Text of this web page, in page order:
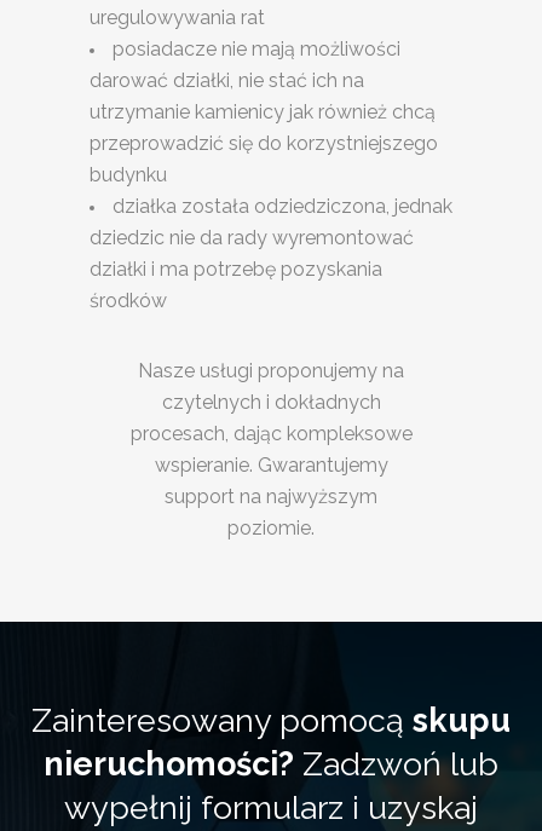
uregulowywania rat
posiadacze nie mają możliwości
darować działki, nie stać ich na
utrzymanie kamienicy jak również chcą
przeprowadzić się do korzystniejszego
budynku
działka została odziedziczona, jednak
dziedzic nie da rady wyremontować
działki i ma potrzebę pozyskania
środków
Nasze usługi proponujemy na
czytelnych i dokładnych
procesach, dając kompleksowe
wspieranie. Gwarantujemy
support na najwyższym
poziomie.
Zainteresowany pomocą skupu
nieruchomości? Zadzwoń lub
wypełnij formularz i uzyskaj